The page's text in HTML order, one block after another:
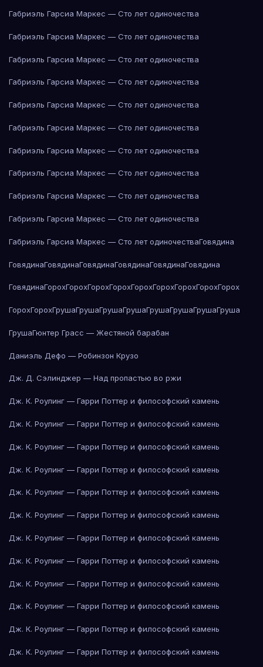
Габриэль Гарсиа Маркес — Сто лет одиночества
Габриэль Гарсиа Маркес — Сто лет одиночества
Габриэль Гарсиа Маркес — Сто лет одиночества
Габриэль Гарсиа Маркес — Сто лет одиночества
Габриэль Гарсиа Маркес — Сто лет одиночества
Габриэль Гарсиа Маркес — Сто лет одиночества
Габриэль Гарсиа Маркес — Сто лет одиночества
Габриэль Гарсиа Маркес — Сто лет одиночества
Габриэль Гарсиа Маркес — Сто лет одиночества
Габриэль Гарсиа Маркес — Сто лет одиночества
Габриэль Гарсиа Маркес — Сто лет одиночестваГовядина
ГовядинаГовядинаГовядинаГовядинаГовядинаГовядина
ГовядинаГорохГорохГорохГорохГорохГорохГорохГорохГорох
ГорохГорохГрушаГрушаГрушаГрушаГрушаГрушаГрушаГруша
ГрушаГюнтер Грасс — Жестяной барабан
Даниэль Дефо — Робинзон Крузо
Дж. Д. Сэлинджер — Над пропастью во ржи
Дж. К. Роулинг — Гарри Поттер и философский камень
Дж. К. Роулинг — Гарри Поттер и философский камень
Дж. К. Роулинг — Гарри Поттер и философский камень
Дж. К. Роулинг — Гарри Поттер и философский камень
Дж. К. Роулинг — Гарри Поттер и философский камень
Дж. К. Роулинг — Гарри Поттер и философский камень
Дж. К. Роулинг — Гарри Поттер и философский камень
Дж. К. Роулинг — Гарри Поттер и философский камень
Дж. К. Роулинг — Гарри Поттер и философский камень
Дж. К. Роулинг — Гарри Поттер и философский камень
Дж. К. Роулинг — Гарри Поттер и философский камень
Дж. К. Роулинг — Гарри Поттер и философский камень